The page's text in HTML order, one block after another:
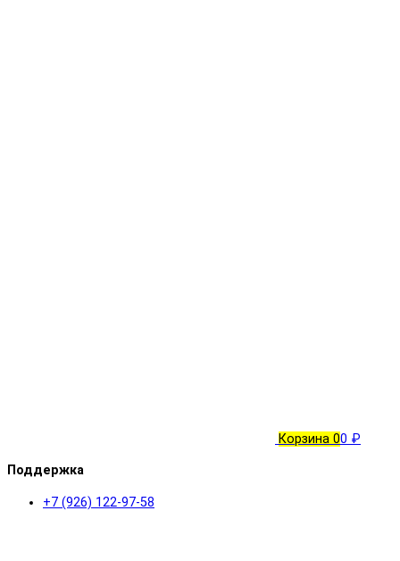
Корзина 00 ₽
Поддержка
+7 (926) 122-97-58